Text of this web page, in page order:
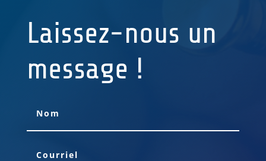
Laissez-nous un
message !